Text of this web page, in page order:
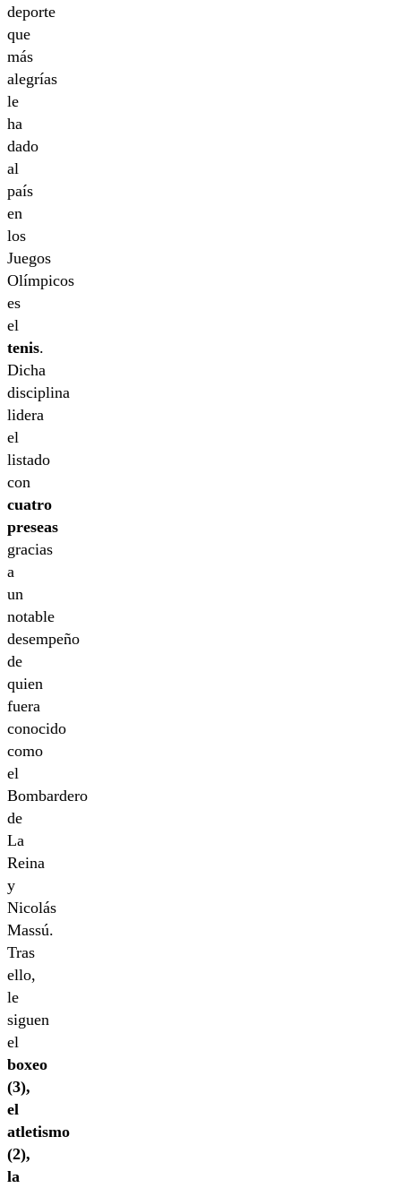
deporte
que
más
alegrías
le
ha
dado
al
país
en
los
Juegos
Olímpicos
es
el
tenis.
Dicha
disciplina
lidera
el
listado
con
cuatro
preseas
gracias
a
un
notable
desempeño
de
quien
fuera
conocido
como
el
Bombardero
de
La
Reina
y
Nicolás
Massú.
Tras
ello,
le
siguen
el
boxeo
(3),
el
atletismo
(2),
la